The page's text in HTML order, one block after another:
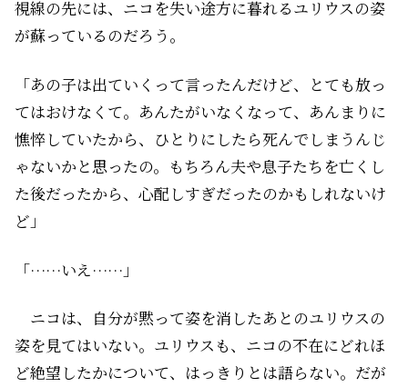
視線の先には、ニコを失い途方に暮れるユリウスの姿
が蘇っているのだろう。
「あの子は出ていくって言ったんだけど、とても放っ
てはおけなくて。あんたがいなくなって、あんまりに
憔悴していたから、ひとりにしたら死んでしまうんじ
ゃないかと思ったの。もちろん夫や息子たちを亡くし
た後だったから、心配しすぎだったのかもしれないけ
ど」
「……いえ……」
ニコは、自分が黙って姿を消したあとのユリウスの
姿を見てはいない。ユリウスも、ニコの不在にどれほ
ど絶望したかについて、はっきりとは語らない。だが